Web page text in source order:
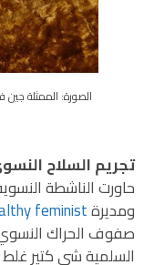
الصورة: الممثلة جين
تجريم السلاح
حاورت الناشطة
ومديرةfeminist
صفوف الحراك النسوي
السلمية شي كتير غلط